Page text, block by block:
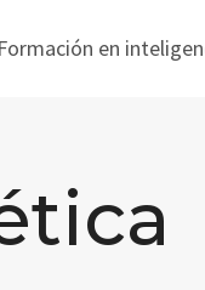
Formación en